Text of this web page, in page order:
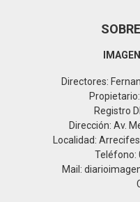
Directores:
Registro
Dirección: Av.
Localidad:
Teléfono:
Mail: